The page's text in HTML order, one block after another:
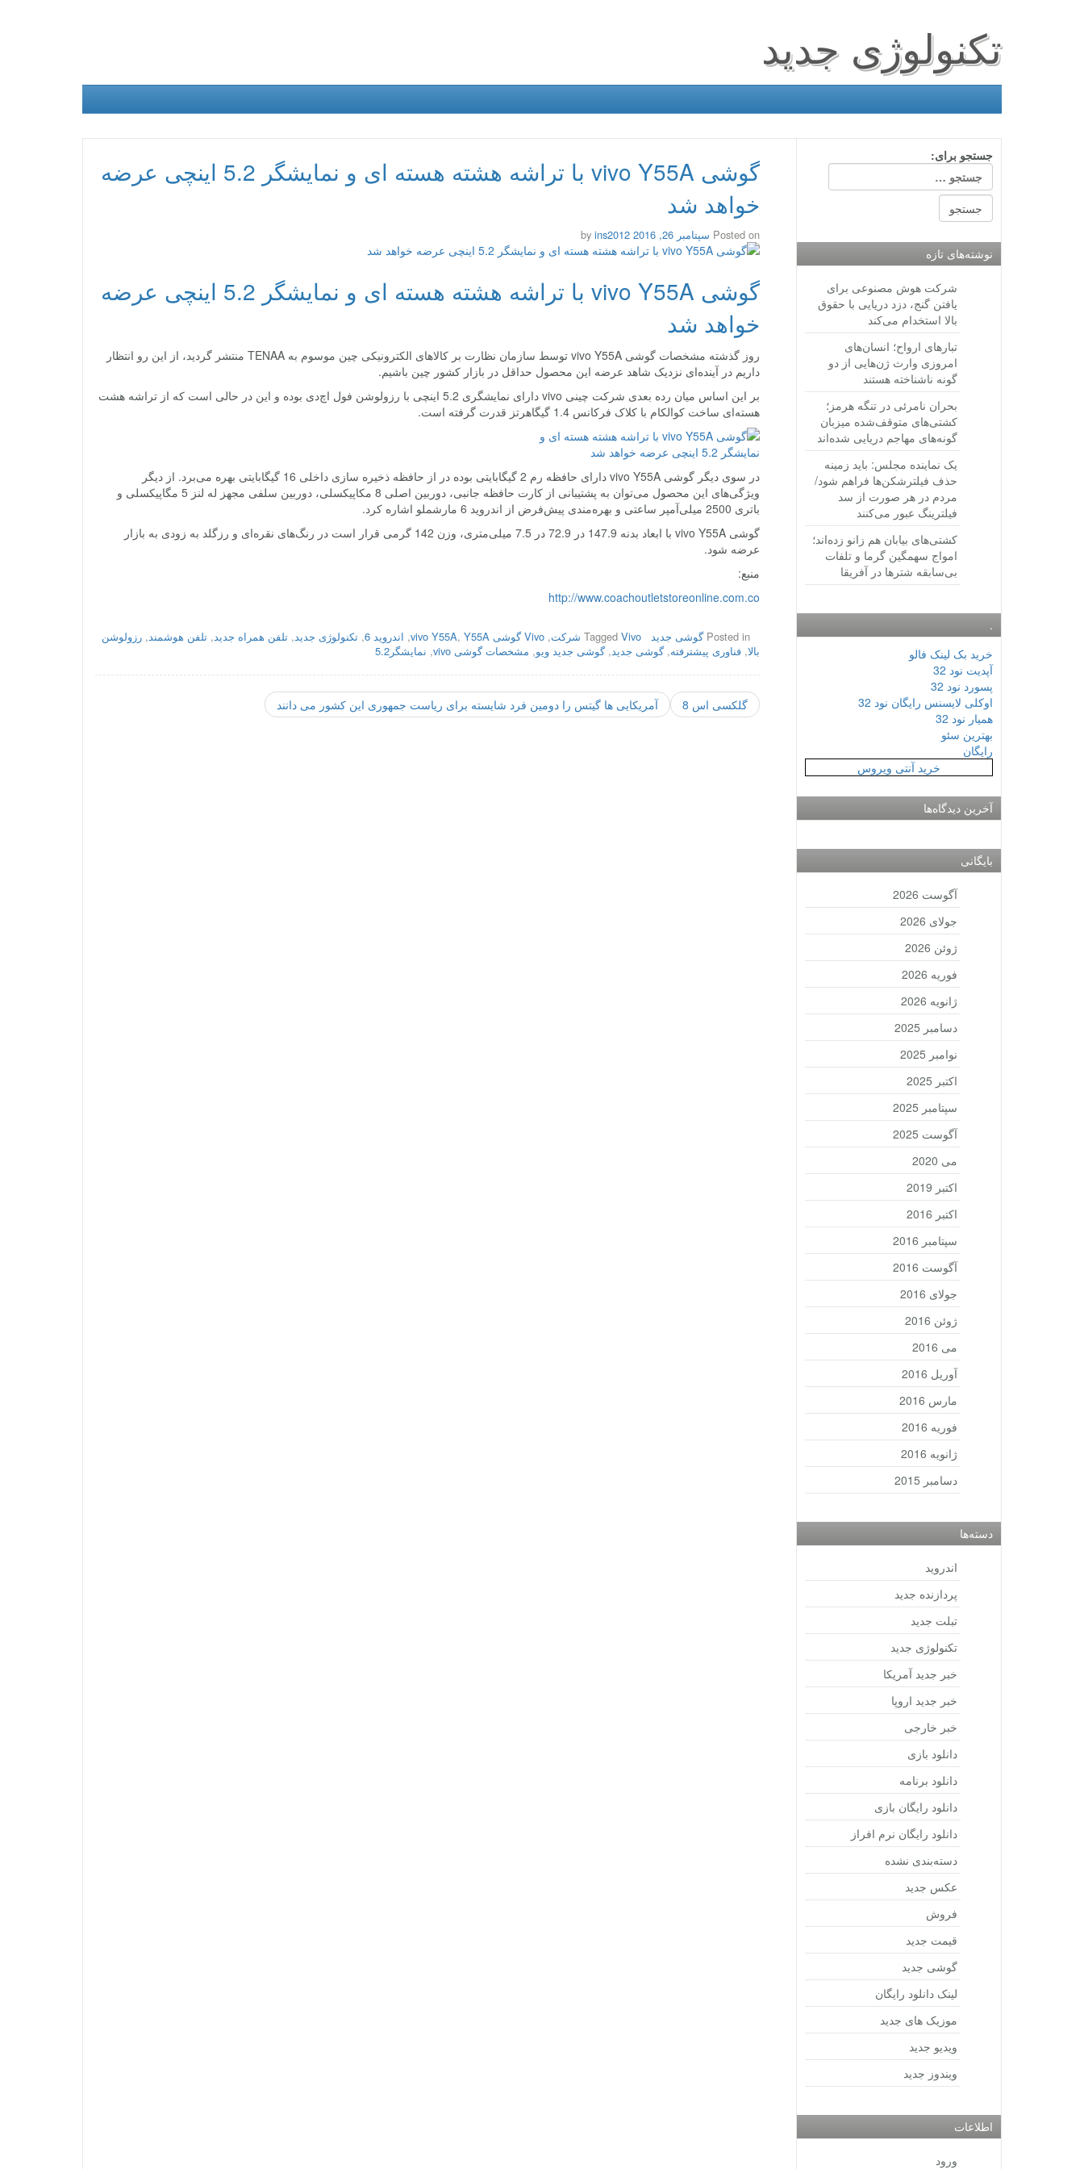
تکنولوژی جدید
گوشی vivo Y55A با تراشه هشته هسته ای و نمایشگر 5.2 اینچی عرضه
خواهد شد
Posted on سپتامبر 26, 2016 by
ins2012
گوشی vivo Y55A با تراشه هشته هسته ای و نمایشگر 5.2 اینچی عرضه
خواهد شد
روز گذشته مشخصات گوشی vivo Y55A توسط سازمان نظارت بر کالاهای الکترونیکی چین موسوم به TENAA منتشر گردید، از این رو انتظار
داریم در آینده‌ای نزدیک شاهد عرضه این محصول حداقل در بازار کشور چین باشیم.
بر این اساس میان رده بعدی شرکت چینی vivo دارای نمایشگری 5.2 اینچی با رزولوشن فول اچ‌دی بوده و این در حالی است که از تراشه هشت
هسته‌ای ساخت کوالکام با کلاک فرکانس 1.4 گیگاهرتز قدرت گرفته است.
در سوی دیگر گوشی vivo Y55A دارای حافظه رم 2 گیگابایتی بوده در از حافظه ذخیره سازی داخلی 16 گیگابایتی بهره می‌برد. از دیگر
ویژگی‌های این محصول می‌توان به پشتیبانی از کارت حافظه جانبی، دوربین اصلی 8 مکاپیکسلی، دوربین سلفی مجهز له لنز 5 مگاپیکسلی و
باتری 2500 میلی‌آمپر ساعتی و بهره‌مندی پیش‌فرض از اندروید 6 مارشملو اشاره کرد.
گوشی vivo Y55A با ابعاد بدنه 147.9 در 72.9 در 7.5 میلی‌متری، وزن 142 گرمی قرار است در رنگ‌های نقره‌ای و رزگلد به زودی به بازار
عرضه شود.
منبع:
http://www.coachoutletstoreonline.com.co
Posted in گوشی جدید Tagged Vivo شرکت ,Vivo گوشی vivo Y55A , Y55A
, اندروید 6 ,تکنولوژی جدید,تلفن همراه جدید,تلفن هوشمند,رزولوشن
بالا,فناوری پیشترفته,گوشی جدید,گوشی جدید ویو, مشخصات گوشی vivo , نمایشگر5.2
آمریکایی ها گیتس را دومین فرد شایسته برای ریاست جمهوری این کشور می دانند گلکسی اس 8
جستجو برای:
نوشته‌های تازه
شرکت هوش مصنوعی برای
یافتن گنج، دزد دریایی با حقوق
بالا استخدام می‌کند
تبارهای ارواح؛ انسان‌های
امروزی وارث ژن‌هایی از دو
گونه ناشناخته هستند
بحران نامرئی در تنگه هرمز؛
کشتی‌های متوقف‌شده میزبان
گونه‌های مهاجم دریایی شده‌اند
یک نماینده مجلس: باید زمینه
حذف فیلترشکن‌ها فراهم شود/
مردم در هر صورت از سد
فیلترینگ عبور می‌کنند
کشتی‌های بیابان هم زانو زده‌اند؛
امواج سهمگین گرما و تلفات
بی‌سابقه شترها در آفریقا
.
خرید بک لینک فالو
آپدیت نود 32
پسورد نود 32
اوکلی لایسنس رایگان نود 32
همیار نود 32
بهترین سئو
رایگان
خرید آنتی ویروس
آخرین دیدگاه‌ها
بایگانی
آگوست 2026
جولای 2026
ژوئن 2026
فوریه 2026
ژانویه 2026
دسامبر 2025
نوامبر 2025
اکتبر 2025
سپتامبر 2025
آگوست 2025
می 2020
اکتبر 2019
اکتبر 2016
سپتامبر 2016
آگوست 2016
جولای 2016
ژوئن 2016
می 2016
آوریل 2016
مارس 2016
فوریه 2016
ژانویه 2016
دسامبر 2015
دسته‌ها
اندروید
پردازنده جدید
تبلت جدید
تکنولوژی جدید
خبر جدید آمریکا
خبر جدید اروپا
خبر خارجی
دانلود بازی
دانلود برنامه
دانلود رایگان بازی
دانلود رایگان نرم افراز
دسته‌بندی نشده
عکس جدید
فروش
قیمت جدید
گوشی جدید
لینک دانلود رایگان
موزیک های جدید
ویدیو جدید
ویندوز جدید
اطلاعات
ورود